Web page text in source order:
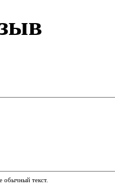
обычный текст.